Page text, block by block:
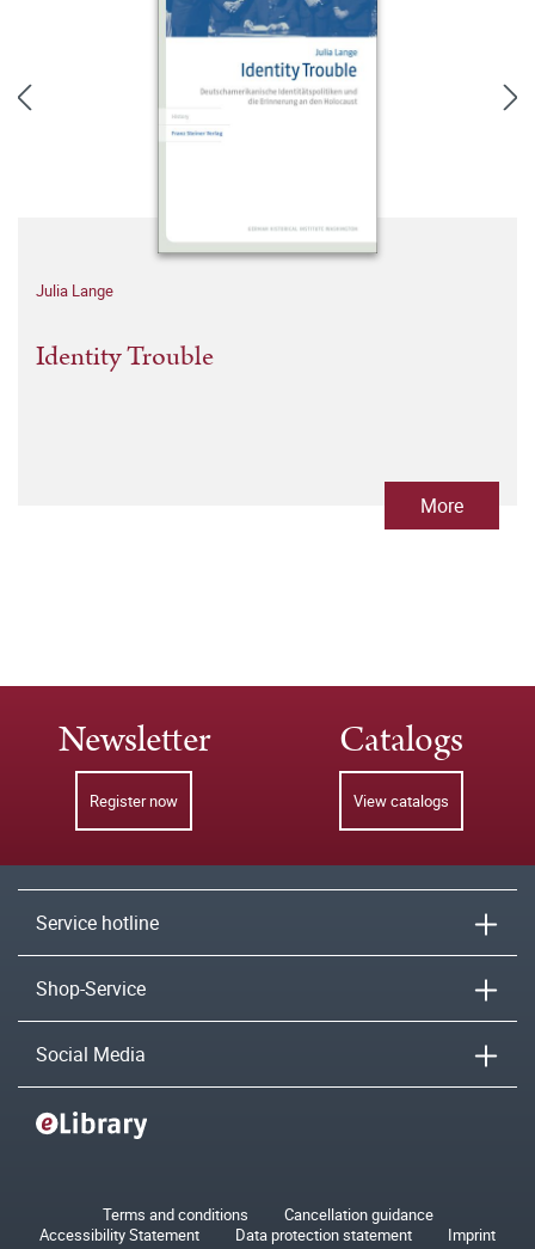
Julia Lange
Identity Trouble
More
Newsletter
Register now
Catalogs
View catalogs
Service hotline
Shop-Service
Social Media
Terms and conditions
Cancellation guidance
Accessibility Statement
Data protection statement
Imprint